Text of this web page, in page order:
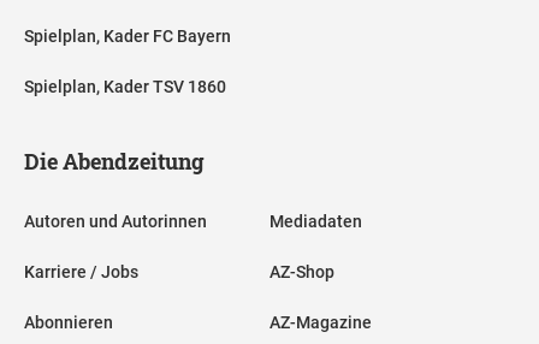
Spielplan, Kader FC Bayern
Spielplan, Kader TSV 1860
Die Abendzeitung
Autoren und Autorinnen
Karriere / Jobs
Abonnieren
Mediadaten
AZ-Shop
AZ-Magazine